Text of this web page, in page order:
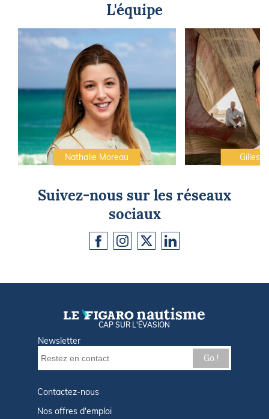
L'équipe
Nathalie Moreau Gilles
Suivez-nous sur les réseaux
sociaux
CAP SUR L'ÉVASION
Newsletter
Go !
Contactez-nous
Nos offres d'emploi